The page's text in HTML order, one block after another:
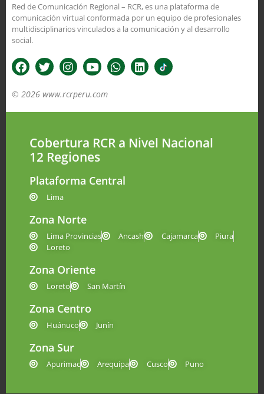
Red de Comunicación Regional – RCR, es una plataforma de
comunicación virtual conformada por un equipo de profesionales
multidisciplinarios vinculados a la comunicación y al desarrollo
social.
© 2026 www.rcrperu.com
Cobertura RCR a Nivel Nacional
12 Regiones
Plataforma Central
Lima
Zona Norte
Lima Provincias Ancash Cajamarca
Piura
Loreto
Zona Oriente
Loreto San Martín
Zona Centro
Huánuco Junín
Zona Sur
Apurimac Arequipa Cusco Puno